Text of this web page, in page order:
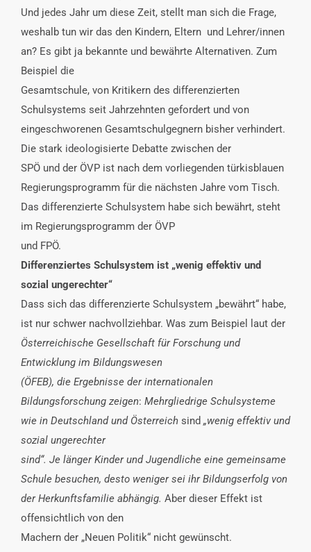
Und jedes Jahr um diese Zeit, stellt man sich die Frage,
weshalb tun wir das den Kindern, Eltern und Lehrer/innen
an? Es gibt ja bekannte und bewährte Alternativen. Zum
Beispiel die
Gesamtschule, von Kritikern des differenzierten
Schulsystems seit Jahrzehnten gefordert und von
eingeschworenen Gesamtschulgegnern bisher verhindert.
Die stark ideologisierte Debatte zwischen der
SPÖ und der ÖVP ist nach dem vorliegenden türkisblauen
Regierungsprogramm für die nächsten Jahre vom Tisch.
Das differenzierte Schulsystem habe sich bewährt, steht
im Regierungsprogramm der ÖVP
und FPÖ.
Differenziertes Schulsystem ist „wenig effektiv und
sozial ungerechter“
Dass sich das differenzierte Schulsystem „bewährt“ habe,
ist nur schwer nachvollziehbar. Was zum Beispiel laut der
Österreichische Gesellschaft für Forschung und
Entwicklung im Bildungswesen
(ÖFEB), die Ergebnisse der internationalen
Bildungsforschung zeigen: Mehrgliedrige Schulsysteme
wie in Deutschland und Österreich sind „wenig effektiv und
sozial ungerechter
sind“. Je länger Kinder und Jugendliche eine gemeinsame
Schule besuchen, desto weniger sei ihr Bildungserfolg von
der Herkunftsfamilie abhängig. Aber dieser Effekt ist
offensichtlich von den
Machern der „Neuen Politik“ nicht gewünscht.